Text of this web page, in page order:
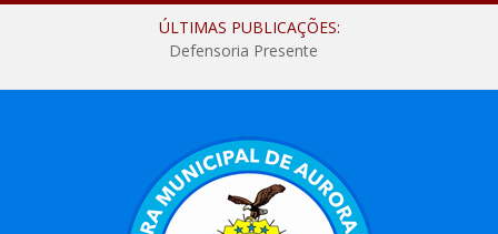
ÚLTIMAS PUBLICAÇÕES:
Defensoria Presente